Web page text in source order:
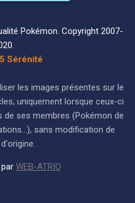
Pokémon. Copyright 2007-
Sérénité
les images présentes sur le
uniquement lorsque ceux-ci
de ses membres (Pokémon de
sans modification de
WEB-ATRIO